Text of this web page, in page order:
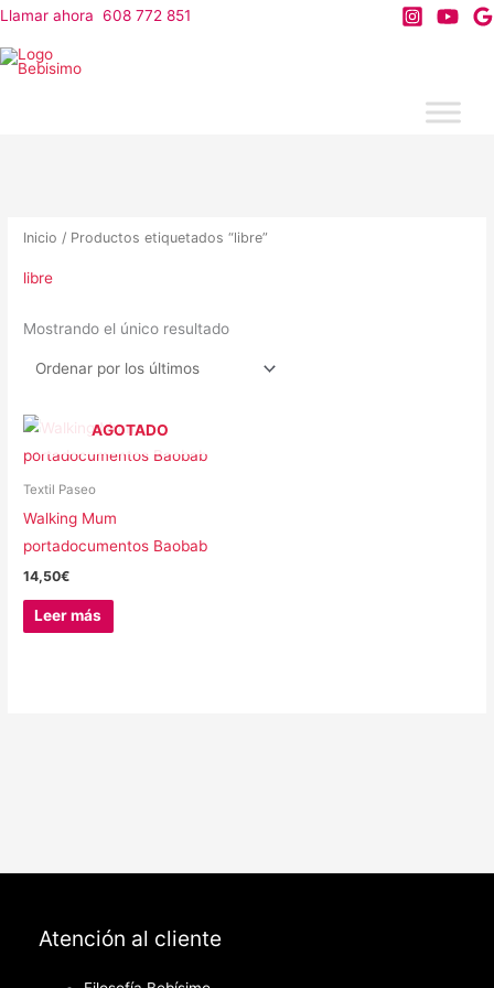
Ir
contenido
Llamar ahora 608 772 851
Inicio / Productos etiquetados “libre”
libre
Mostrando el único resultado
AGOTADO
Textil Paseo
Walking Mum
portadocumentos Baobab
14,50€
Leer más
Atención al cliente